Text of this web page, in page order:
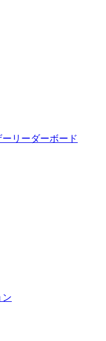
リーダーボード
ン